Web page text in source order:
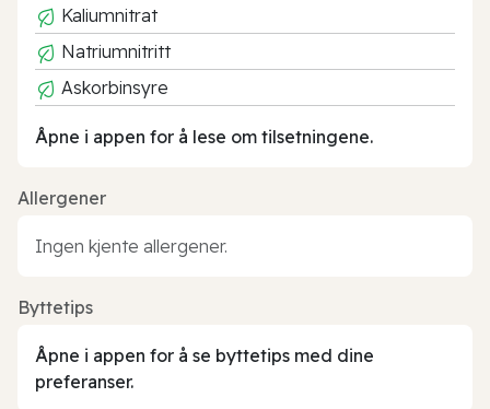
Kaliumnitrat
Natriumnitritt
Askorbinsyre
Åpne i appen for å lese om tilsetningene.
Allergener
Ingen kjente allergener.
Byttetips
Åpne i appen for å se byttetips med dine
preferanser.